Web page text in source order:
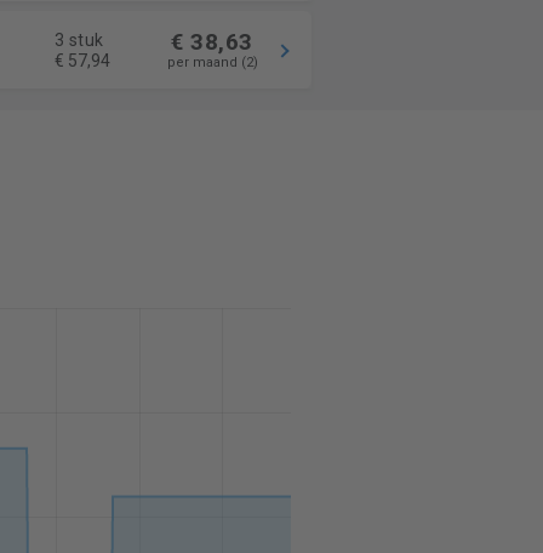
3 stuk
€ 57,94
€ 38,63
per maand (2)